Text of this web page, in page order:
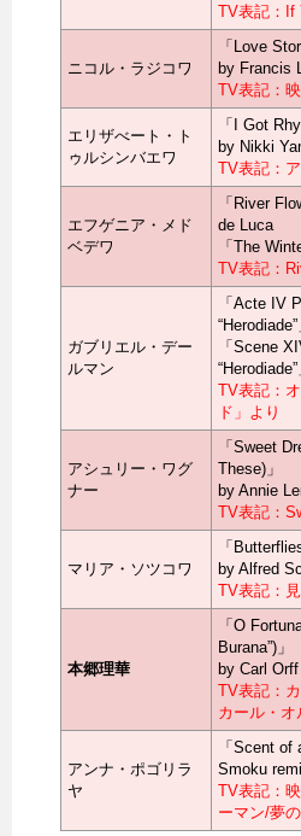
TV表記：If
ニコル・ラジコワ
「Love
by Francis
TV表記：
エリザべート・ト
ゥルシンバエワ
「I Got
by Nikki
TV表記：
エフゲニア・メド
ベデワ
「River
de Luca
「The
TV表記：
ガブリエル・デー
ルマン
「Acte IV
「Scene
TV表記：
ド」より
アシュリー・ワグ
ナー
「Sweet
These)」
by Annie
TV表記：
マリア・ソツコワ
「
by Alfred
TV表記：
本郷理華
「O
Burana”)」
by Carl Orff
TV表記：
カール・オ
アンナ・ポゴリラ
ヤ
「Scent
Smoku
TV表記：
ーマン/夢